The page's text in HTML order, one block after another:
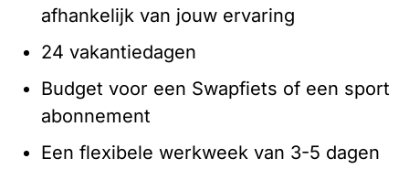
afhankelijk van jouw ervaring
24 vakantiedagen
Budget voor een Swapfiets of een sport
abonnement
Een flexibele werkweek van 3-5 dagen